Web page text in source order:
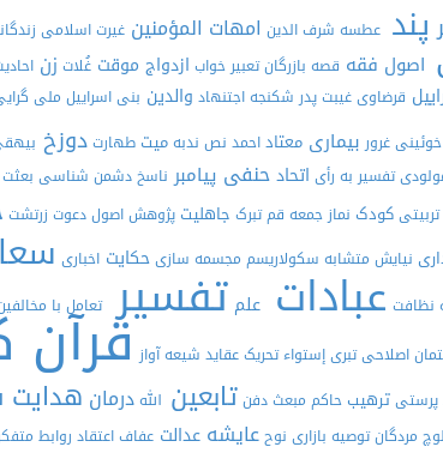
پند عطسه شرف الدین امهات المؤمنین غیرت اسلامی
اصول فقه قصه بازرگانتعبیر خواب ازدواج موقت غُلات زن
قرضاویغیبتپدر شکنجهاجتنهاد والدین بنی اسراییل ملی
خوئینیغرور بیماری معتاداحمد نص ندبهمیت طهارتدوزخ
تفسیر به رأی اتحادحنفی پیامبر ناسخدشمن شناسی بعثت
تربیتیکودک نماز جمعه قمتبرک جاهلیت پژوهشاصول دعوت زرتشت
نیایش متشابه سکولاریسم مجسمه سازیحکایت اخباری
نظافت عبادات علم تفسیرتعامل با
اصلاحیتبریإستواءتحریکعقاید شیعهآواز
پرستیترهیب حاکم مبعثدفنتابعین اللهدرمان
مردگانتوصیه بازاری نوحعایشه عدالت عفاف‌اعتقاد روابط